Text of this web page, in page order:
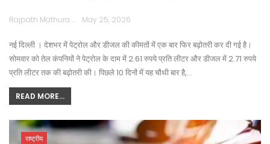
Rajpath Mathura May 25, 2026
नई दिल्ली । देशभर में पेट्रोल और डीजल की कीमतों में एक बार फिर बढ़ोतरी कर दी गई है।
सोमवार को तेल कंपनियों ने पेट्रोल के दाम में 2.61 रुपये प्रति लीटर और डीजल में 2.71 रुपये
प्रति लीटर तक की बढ़ोतरी की। पिछले 10 दिनों में यह चौथी बार है,…
READ MORE...
राष्ट्रीय